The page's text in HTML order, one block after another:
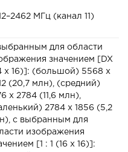
МГц (канал 11)
для области
значением [DX
x 16)]: (большой) 5568 x
(20,7 млн), (средний)
x 2784 (11,6 млн),
2784 x 1856 (5,2
c выбранным для
изображения
[1 : 1 (16 x 16)]: